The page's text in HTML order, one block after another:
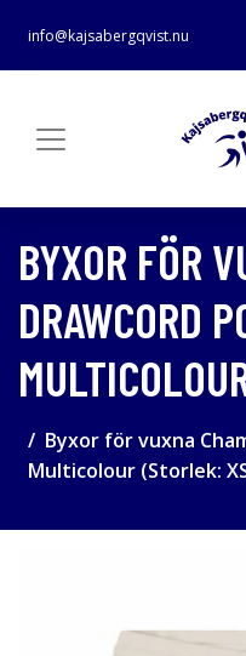
info@kajsabergqvist.nu
BYXOR FÖR
DRAWCORD
Byxor för vuxna
Multicolour (Storlek: